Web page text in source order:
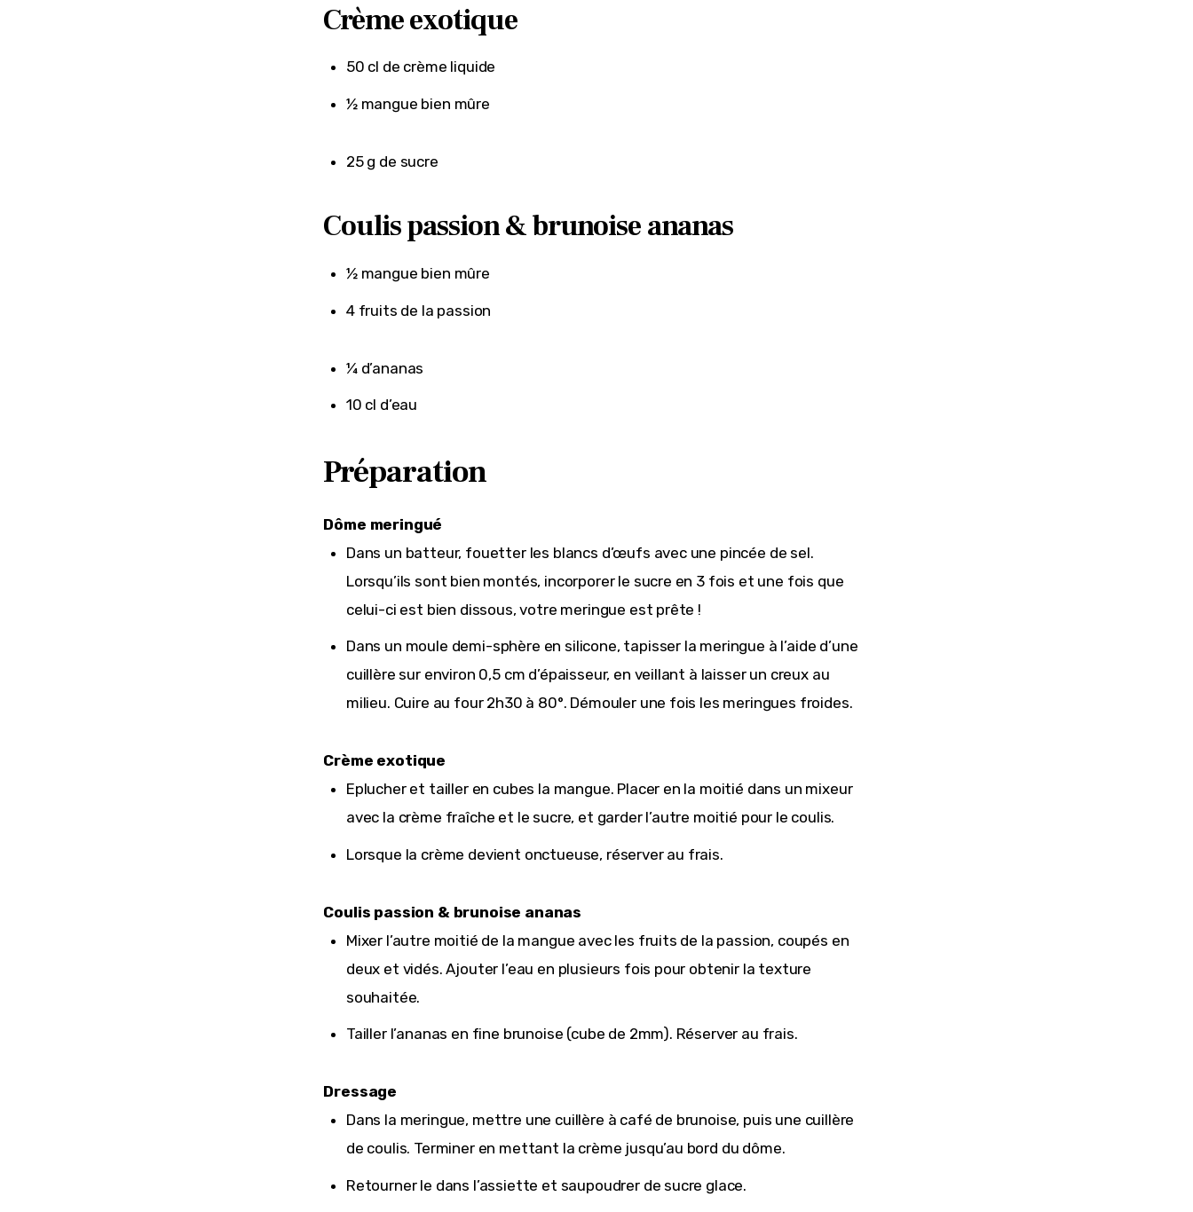
Crème exotique
50 cl de crème liquide
½ mangue bien mûre
25 g de sucre
Coulis passion & brunoise ananas
½ mangue bien mûre
4 fruits de la passion
¼ d’ananas
10 cl d’eau
Préparation
Dôme meringué
Dans un batteur, fouetter les blancs d’œufs avec une pincée de sel.
Lorsqu’ils sont bien montés, incorporer le sucre en 3 fois et une fois que
celui-ci est bien dissous, votre meringue est prête !
Dans un moule demi-sphère en silicone, tapisser la meringue à l’aide d’une
cuillère sur environ 0,5 cm d’épaisseur, en veillant à laisser un creux au
milieu. Cuire au four 2h30 à 80°. Démouler une fois les meringues froides.
Crème exotique
Eplucher et tailler en cubes la mangue. Placer en la moitié dans un mixeur
avec la crème fraîche et le sucre, et garder l’autre moitié pour le coulis.
Lorsque la crème devient onctueuse, réserver au frais.
Coulis passion & brunoise ananas
Mixer l’autre moitié de la mangue avec les fruits de la passion, coupés en
deux et vidés. Ajouter l’eau en plusieurs fois pour obtenir la texture
souhaitée.
Tailler l’ananas en fine brunoise (cube de 2mm). Réserver au frais.
Dressage
Dans la meringue, mettre une cuillère à café de brunoise, puis une cuillère
de coulis. Terminer en mettant la crème jusqu’au bord du dôme.
Retourner le dans l’assiette et saupoudrer de sucre glace.